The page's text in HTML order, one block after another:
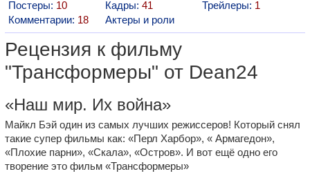
Постеры: 10 Кадры: 41 Трейлеры: 1
Комментарии: 18 Актеры и роли
Рецензия к фильму
"Трансформеры" от Dean24
«Наш мир. Их война»
Майкл Бэй один из самых лучших режиссеров! Который снял
такие супер фильмы как: «Перл Харбор», « Армагедон»,
«Плохие парни», «Скала», «Остров». И вот ещё одно его
творение это фильм «Трансформеры»